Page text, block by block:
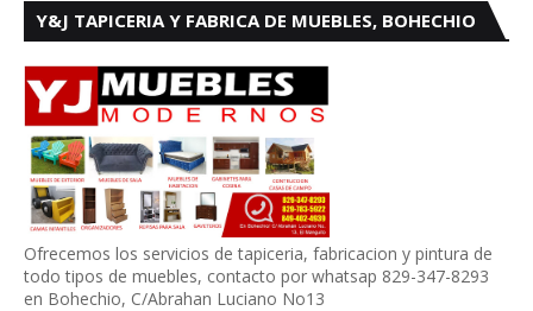
Y&J TAPICERIA Y FABRICA DE MUEBLES, BOHECHIO
Ofrecemos los servicios de tapiceria, fabricacion y pintura de
todo tipos de muebles, contacto por whatsap 829-347-8293
en Bohechio, C/Abrahan Luciano No13